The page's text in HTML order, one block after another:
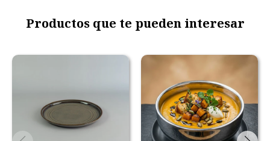
Productos que te pueden interesar